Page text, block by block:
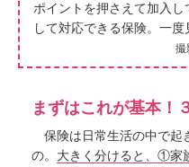
ポイントを押さえて加入
して対応できる保険。一
撮
まずはこれが基本！
保険は日常生活の中で起
の。 大きく分けると、①